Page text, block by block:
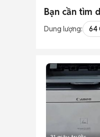
Bạn cần tìm
Dung lượng: 64